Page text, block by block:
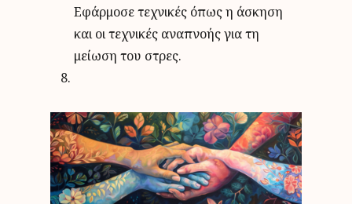
Εφάρμοσε τεχνικές όπως η άσκηση
και οι τεχνικές αναπνοής για τη
μείωση του στρες.